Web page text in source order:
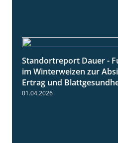
Standortreport Dauer -
im Winterweizen zur
Ertrag und
01.04.2026